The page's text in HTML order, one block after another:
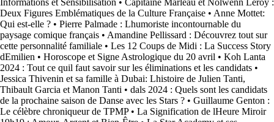
Informations et Sensibilisation • Capitaine Marleau et Nolwenn Leroy :
Deux Figures Emblématiques de la Culture Française • Anne Mottet:
Qui est-elle ? • Pierre Palmade : Lhumoriste incontournable du
paysage comique français • Amandine Pellissard : Découvrez tout sur
cette personnalité familiale • Les 12 Coups de Midi : La Success Story
dEmilien • Horoscope et Signe Astrologique du 20 avril • Koh Lanta
2024 : Tout ce quil faut savoir sur les éliminations et les candidats •
Jessica Thivenin et sa famille à Dubai: Lhistoire de Julien Tanti,
Thibault Garcia et Manon Tanti • dals 2024 : Quels sont les candidats
de la prochaine saison de Danse avec les Stars ? • Guillaume Genton :
Le célèbre chroniqueur de TPMP• La Signification de lHeure Miroir